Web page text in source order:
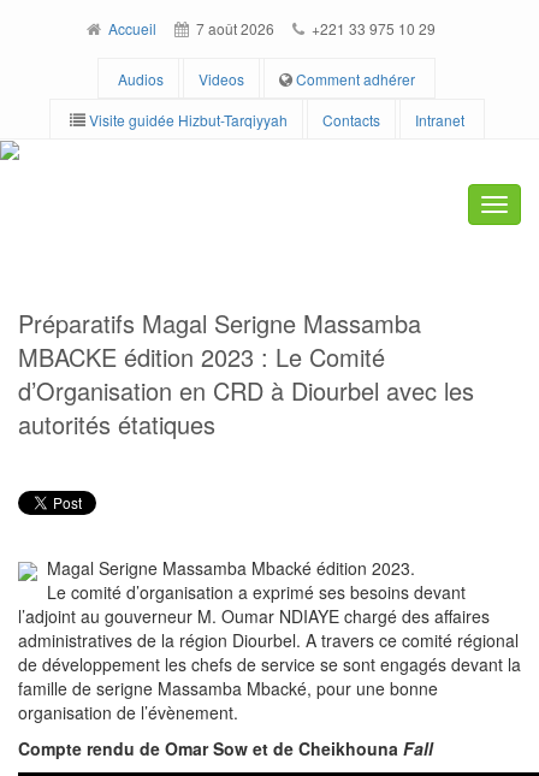
Accueil 7 août 2026 +221 33 975 10 29
Audios Videos
Comment adhérer
Visite guidée Hizbut-Tarqiyyah
Contacts Intranet
Préparatifs Magal Serigne Massamba
MBACKE édition 2023 : Le Comité
d’Organisation en CRD à Diourbel avec les
autorités étatiques
Magal Serigne Massamba Mbacké édition 2023.
Le comité d’organisation a exprimé ses besoins devant
l’adjoint au gouverneur M. Oumar NDIAYE chargé des affaires
administratives de la région Diourbel. A travers ce comité régional
de développement les chefs de service se sont engagés devant la
famille de serigne Massamba Mbacké, pour une bonne
organisation de l’évènement.
Compte rendu de Omar Sow et de Cheikhouna Fall